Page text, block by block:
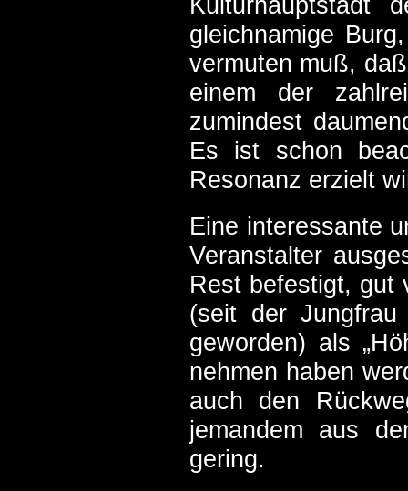
Kulturhauptstadt
gleichnamige
vermuten muß,
einem der
zumindest
Es ist schon
Resonanz erzielt
Eine interessante
Veranstalter
Rest befestigt, gut
(seit der Jungfrau
geworden) als
nehmen haben
auch den
jemandem aus
gering.